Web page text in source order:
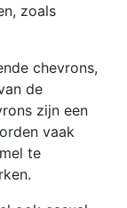
zoals
chevrons,
de
zijn een
vaak
te